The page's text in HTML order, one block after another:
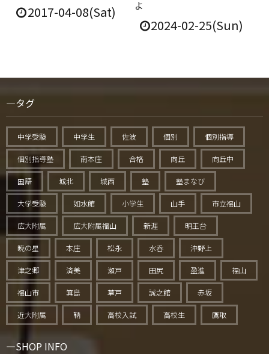
2017-04-08(Sat)
よ
2024-02-25(Sun)
タグ
中学受験 中学生 佐波 個別 個別指導
個別指導塾 南本庄 合格 向丘 向丘中
国語 城北 城西 塾 塾まなび
大学受験 如水館 小学生 山手 市立福山
広大附属 広大附属福山 新涯 明王台
暁の星 本庄 松永 水呑 沖野上
津之郷 済美 瀬戸 田尻 盈進 福山
福山市 箕島 草戸 誠之館 赤坂
近大附属 鞆 高校入試 高校生 鷹取
SHOP INFO